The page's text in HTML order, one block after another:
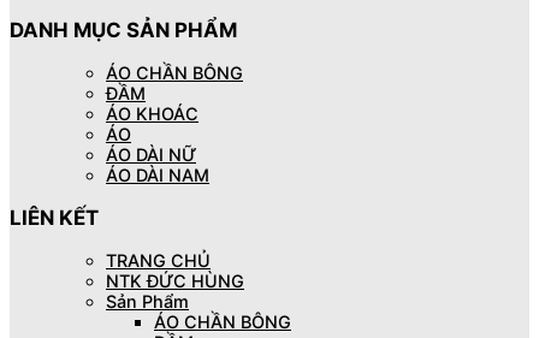
DANH MỤC SẢN PHẨM
ÁO CHẦN BÔNG
ĐẦM
ÁO KHOÁC
ÁO
ÁO DÀI NỮ
ÁO DÀI NAM
LIÊN KẾT
TRANG CHỦ
NTK ĐỨC HÙNG
Sản Phẩm
ÁO CHẦN BÔNG